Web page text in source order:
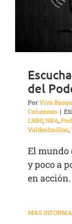
del
PorViva
Columnas |
LNBP,NBA,
Valdeolmillos,
El mundo
y poco a
en acción.
MÁS